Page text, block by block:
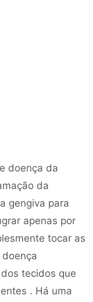
doença da
da
gengiva para
apenas por
tocar as
tecidos que
. Há uma